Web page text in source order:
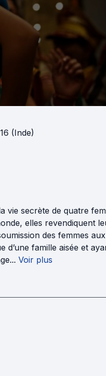
(Inde)
vie secrète de quatre
elles revendiquent
des femmes
famille aisée et
Voir plus